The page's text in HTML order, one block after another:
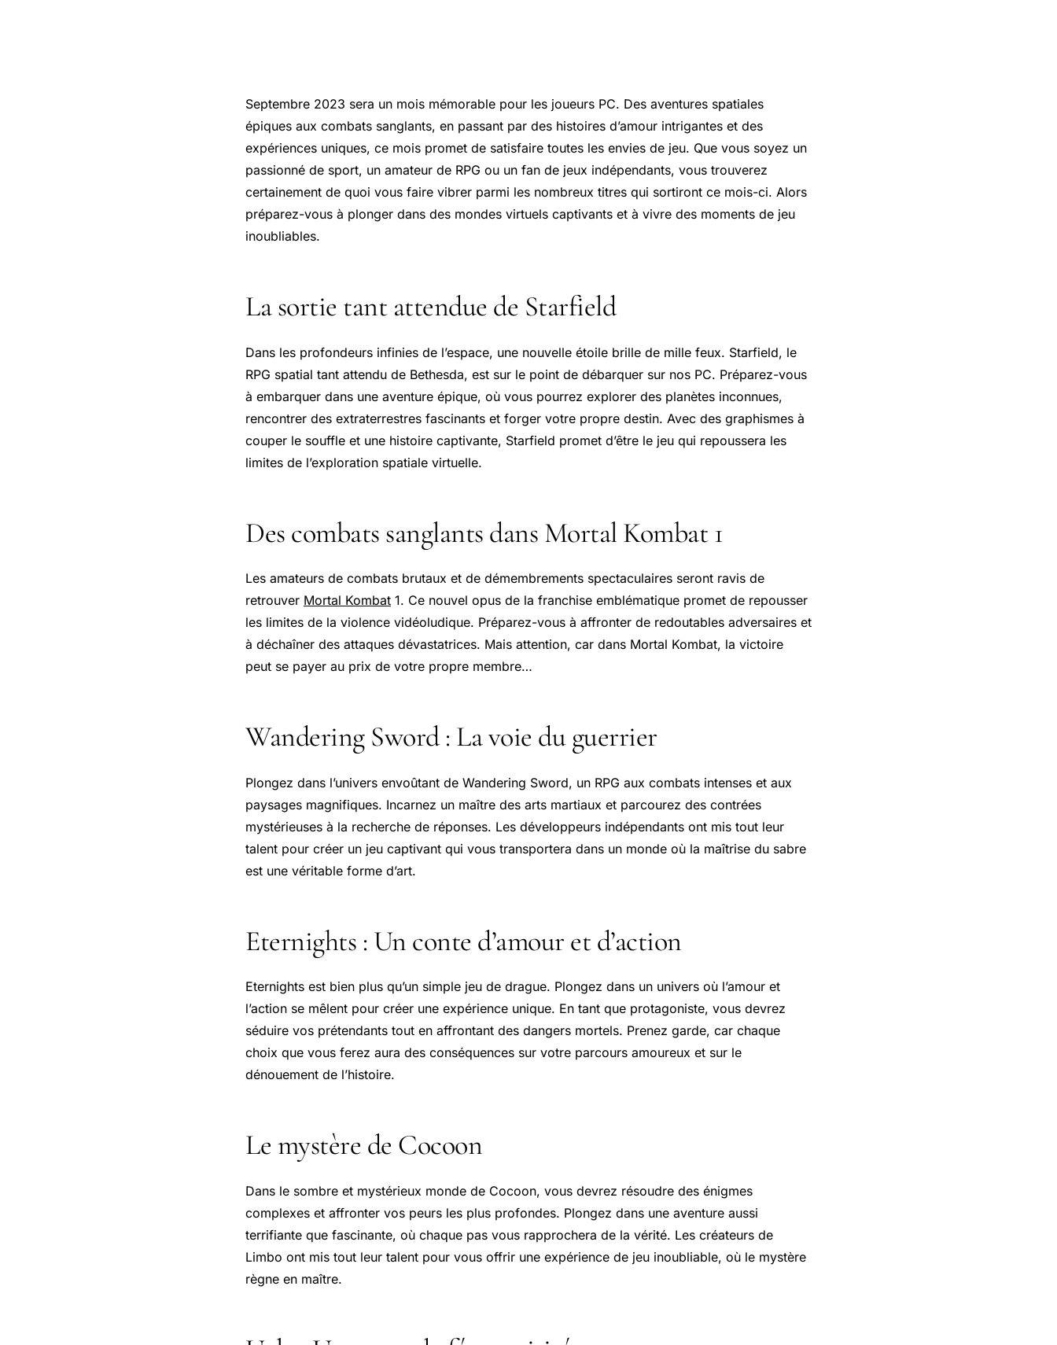
Septembre 2023 sera un mois mémorable pour les joueurs PC. Des aventures spatiales
épiques aux combats sanglants, en passant par des histoires d’amour intrigantes et des
expériences uniques, ce mois promet de satisfaire toutes les envies de jeu. Que vous soyez un
passionné de sport, un amateur de RPG ou un fan de jeux indépendants, vous trouverez
certainement de quoi vous faire vibrer parmi les nombreux titres qui sortiront ce mois-ci. Alors
préparez-vous à plonger dans des mondes virtuels captivants et à vivre des moments de jeu
inoubliables.
La sortie tant attendue de Starfield
Dans les profondeurs infinies de l’espace, une nouvelle étoile brille de mille feux. Starfield, le
RPG spatial tant attendu de Bethesda, est sur le point de débarquer sur nos PC. Préparez-vous
à embarquer dans une aventure épique, où vous pourrez explorer des planètes inconnues,
rencontrer des extraterrestres fascinants et forger votre propre destin. Avec des graphismes à
couper le souffle et une histoire captivante, Starfield promet d’être le jeu qui repoussera les
limites de l’exploration spatiale virtuelle.
Des combats sanglants dans Mortal Kombat 1
Les amateurs de combats brutaux et de démembrements spectaculaires seront ravis de
retrouver Mortal Kombat 1. Ce nouvel opus de la franchise emblématique promet de repousser
les limites de la violence vidéoludique. Préparez-vous à affronter de redoutables adversaires et
à déchaîner des attaques dévastatrices. Mais attention, car dans Mortal Kombat, la victoire
peut se payer au prix de votre propre membre…
Wandering Sword : La voie du guerrier
Plongez dans l’univers envoûtant de Wandering Sword, un RPG aux combats intenses et aux
paysages magnifiques. Incarnez un maître des arts martiaux et parcourez des contrées
mystérieuses à la recherche de réponses. Les développeurs indépendants ont mis tout leur
talent pour créer un jeu captivant qui vous transportera dans un monde où la maîtrise du sabre
est une véritable forme d’art.
Eternights : Un conte d’amour et d’action
Eternights est bien plus qu’un simple jeu de drague. Plongez dans un univers où l’amour et
l’action se mêlent pour créer une expérience unique. En tant que protagoniste, vous devrez
séduire vos prétendants tout en affrontant des dangers mortels. Prenez garde, car chaque
choix que vous ferez aura des conséquences sur votre parcours amoureux et sur le
dénouement de l’histoire.
Le mystère de Cocoon
Dans le sombre et mystérieux monde de Cocoon, vous devrez résoudre des énigmes
complexes et affronter vos peurs les plus profondes. Plongez dans une aventure aussi
terrifiante que fascinante, où chaque pas vous rapprochera de la vérité. Les créateurs de
Limbo ont mis tout leur talent pour vous offrir une expérience de jeu inoubliable, où le mystère
règne en maître.